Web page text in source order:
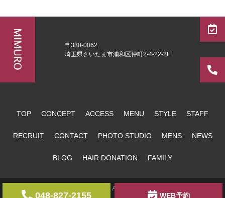
048-827-2155 WEB予約
〒330-0062
埼玉県さいたま市浦和区仲町2-4-22-2F
TOP CONCEPT ACCESS MENU STYLE STAFF
RECRUIT CONTACT PHOTO STUDIO MENS NEWS
BLOG HAIR DONATION FAMILY
copyright MIMURO. All Rights Reserved.